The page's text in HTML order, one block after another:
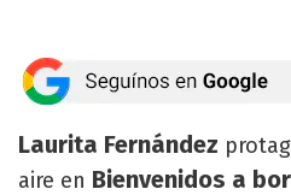
Laurita Fernández
aire en Bienvenidos a